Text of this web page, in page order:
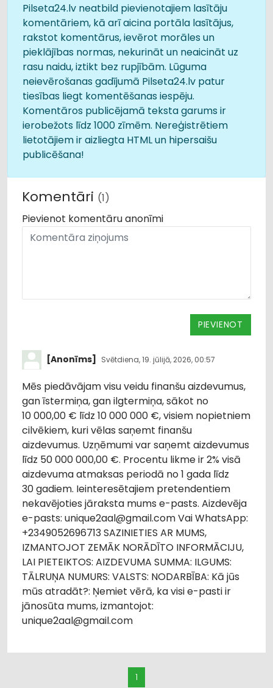
Pilseta24.lv neatbild pievienotajiem lasītāju
komentāriem, kā arī aicina portāla lasītājus,
rakstot komentārus, ievērot morāles un
pieklājības normas, nekurināt un neaicināt uz
rasu naidu, iztikt bez rupjībām. Lūguma
neievērošanas gadījumā Pilseta24.lv patur
tiesības liegt komentēšanas iespēju.
Komentāros publicējamā teksta garums ir
ierobežots līdz 1000 zīmēm. Nereģistrētiem
lietotājiem ir aizliegta HTML un hipersaišu
publicēšana!
Komentāri (1)
Pievienot komentāru anonīmi
PIEVIENOT
[Anonīms] Svētdiena, 19. jūlijā, 2026, 00:57
Mēs piedāvājam visu veidu finanšu aizdevumus,
gan īstermiņa, gan ilgtermiņa, sākot no
10 000,00 € līdz 10 000 000 €, visiem nopietniem
cilvēkiem, kuri vēlas saņemt finanšu
aizdevumus. Uzņēmumi var saņemt aizdevumus
līdz 50 000 000,00 €. Procentu likme ir 2% visā
aizdevuma atmaksas periodā no 1 gada līdz
30 gadiem. Ieinteresētajiem pretendentiem
nekavējoties jāraksta mums e-pasts. Aizdevēja
e-pasts: unique2aal@gmail.com Vai WhatsApp:
+2349052696713 SAZINIETIES AR MUMS,
IZMANTOJOT ZEMĀK NORĀDĪTO INFORMĀCIJU,
LAI PIETEIKTOS: AIZDEVUMA SUMMA: ILGUMS:
TĀLRUŅA NUMURS: VALSTS: NODARBĪBA: Kā jūs
mūs atradāt?: Ņemiet vērā, ka visi e-pasti ir
jānosūta mums, izmantojot:
unique2aal@gmail.com
1